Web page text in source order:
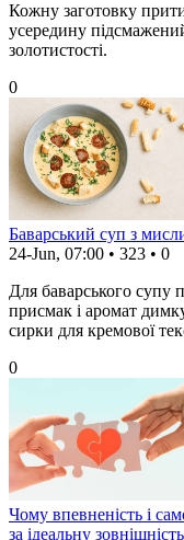
Кожну заготовку
усередину
золотистості.
0
Баварський суп з
24-Jun, 07:00 • 323 • 0
Для баварського супу
присмак і аромат
сирки для кремової
0
Чому впевненість і
за ідеальну